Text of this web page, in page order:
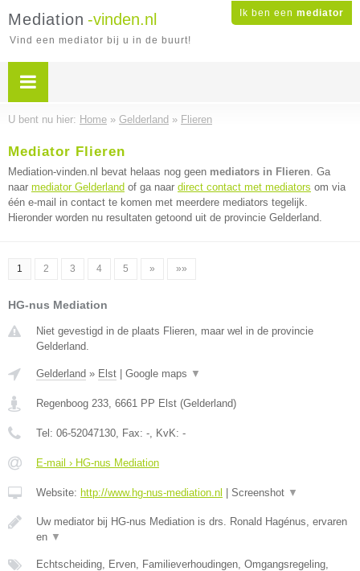
Ik ben een mediator
Mediation -vinden.nl
Vind een mediator bij u in de buurt!
U bent nu hier: Home » Gelderland » Flieren
Mediator Flieren
Mediation-vinden.nl bevat helaas nog geen mediators in Flieren. Ga
naar mediator Gelderland of ga naar direct contact met mediators om via
één e-mail in contact te komen met meerdere mediators tegelijk.
Hieronder worden nu resultaten getoond uit de provincie Gelderland.
1 2 3 4 5 » »»
HG-nus Mediation
Niet gevestigd in de plaats Flieren, maar wel in de provincie
Gelderland.
Gelderland » Elst Google maps ▼
Regenboog 233, 6661 PP Elst (Gelderland)
Tel: 06-52047130, Fax: -, KvK: -
E-mail › HG-nus Mediation
Website: http://www.hg-nus-mediation.nl Screenshot ▼
Uw mediator bij HG-nus Mediation is drs. Ronald Hagénus, ervaren
en ▼
Echtscheiding, Erven, Familieverhoudingen, Omgangsregeling,